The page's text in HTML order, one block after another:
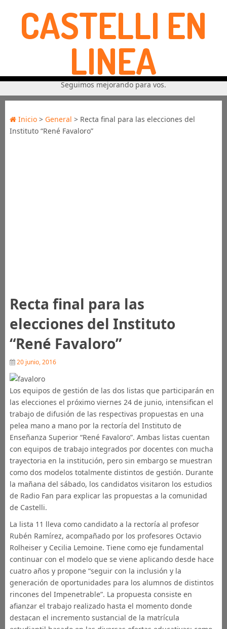
CASTELLI EN
LINEA
Seguimos mejorando para vos.
Inicio> General > Recta final para las elecciones del
Instituto “René Favaloro”
Recta final para las
elecciones del Instituto
“René Favaloro”
20 junio, 2016
Los equipos de gestión de las dos listas que participarán en
las elecciones el próximo viernes 24 de junio, intensifican el
trabajo de difusión de las respectivas propuestas en una
pelea mano a mano por la rectoría del Instituto de
Enseñanza Superior “René Favaloro”. Ambas listas cuentan
con equipos de trabajo integrados por docentes con mucha
trayectoria en la institución, pero sin embargo se muestran
como dos modelos totalmente distintos de gestión. Durante
la mañana del sábado, los candidatos visitaron los estudios
de Radio Fan para explicar las propuestas a la comunidad
de Castelli.
La lista 11 lleva como candidato a la rectoría al profesor
Rubén Ramírez, acompañado por los profesores Octavio
Rolheiser y Cecilia Lemoine. Tiene como eje fundamental
continuar con el modelo que se viene aplicando desde hace
cuatro años y propone “seguir con la inclusión y la
generación de oportunidades para los alumnos de distintos
rincones del Impenetrable”. La propuesta consiste en
afianzar el trabajo realizado hasta el momento donde
destacan el incremento sustancial de la matrícula